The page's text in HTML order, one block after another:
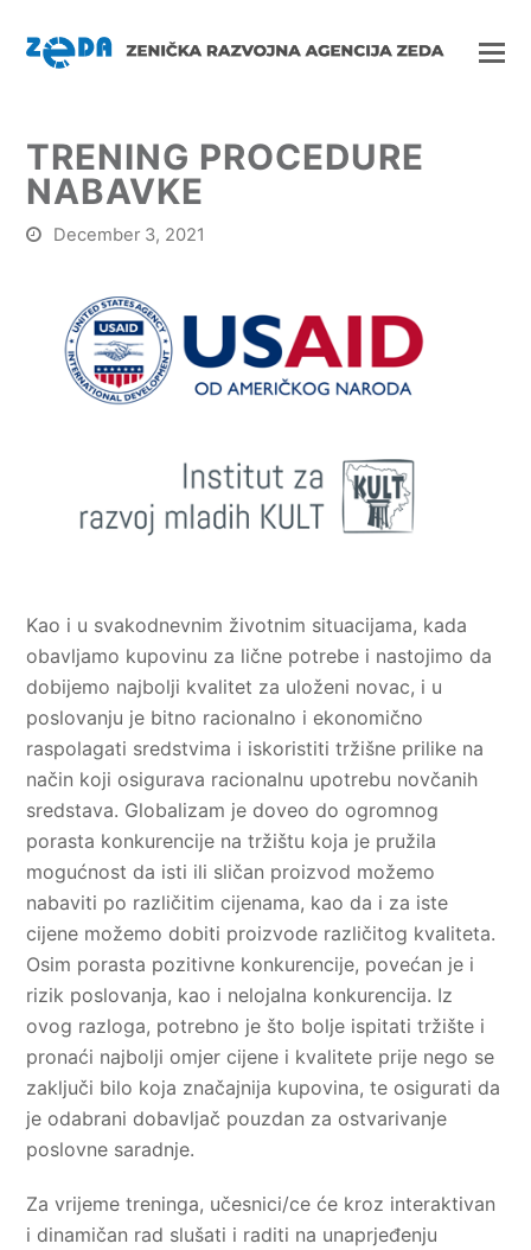
TRENING PROCEDURE
NABAVKE
December 3, 2021
Kao i u svakodnevnim životnim situacijama, kada
obavljamo kupovinu za lične potrebe i nastojimo da
dobijemo najbolji kvalitet za uloženi novac, i u
poslovanju je bitno racionalno i ekonomično
raspolagati sredstvima i iskoristiti tržišne prilike na
način koji osigurava racionalnu upotrebu novčanih
sredstava. Globalizam je doveo do ogromnog
porasta konkurencije na tržištu koja je pružila
mogućnost da isti ili sličan proizvod možemo
nabaviti po različitim cijenama, kao da i za iste
cijene možemo dobiti proizvode različitog kvaliteta.
Osim porasta pozitivne konkurencije, povećan je i
rizik poslovanja, kao i nelojalna konkurencija. Iz
ovog razloga, potrebno je što bolje ispitati tržište i
pronaći najbolji omjer cijene i kvalitete prije nego se
zaključi bilo koja značajnija kupovina, te osigurati da
je odabrani dobavljač pouzdan za ostvarivanje
poslovne saradnje.
Za vrijeme treninga, učesnici/ce će kroz interaktivan
i dinamičan rad slušati i raditi na unaprjeđenju